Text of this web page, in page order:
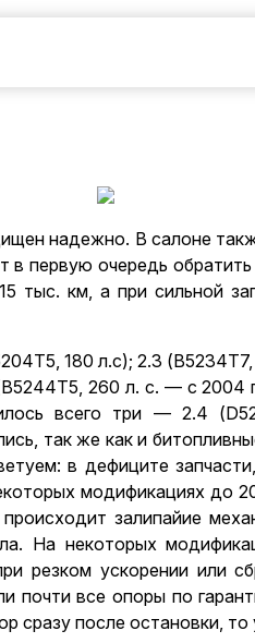
надежно. В салоне
в первую очередь
тыс. км, а при сильной
180 л.с); 2.3
260 л. с. — с 2004
всего три — 2.4
так же как и
в дефиците
модификациях до
залипайие
На некоторых
резком ускорении или
почти все опоры по
сразу после остановки,